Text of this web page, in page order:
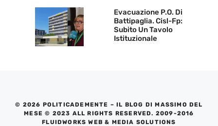
Evacuazione P.O. Di
Battipaglia. Cisl-Fp:
Subito Un Tavolo
Istituzionale
© 2026 POLITICADEMENTE – IL BLOG DI MASSIMO DEL
MESE © 2023 ALL RIGHTS RESERVED. 2009-2016
FLUIDWORKS WEB & MEDIA SOLUTIONS